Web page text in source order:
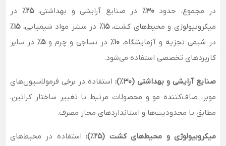
در مجموع، حدود۳۰٪ در صنایع آرایشی و بهداشتی،۲۵٪
در
میکروبیولوژی و محیط‌های کشت،۱۵٪ در سنتز مواد شیمیایی،۱۵٪
در شیمی تجزیه و آزمایشگاه، ۱۰٪ در نساجی و چرم و۵٪
در سایر
کاربردهای تخصصی استفاده می‌شود.
صنایع آرایشی و بهداشتی (۳۰٪):
استفاده در برخی فرمولاسیون‌های
موبر، صاف‌کننده مو و محصولات مرتبط با تغییر ساختار کراتین،
مطابق با محدودیت‌ها و استانداردهای مجاز مصرف.
میکروبیولوژی و محیط‌های کشت (۲۵٪):
استفاده در محیط‌های